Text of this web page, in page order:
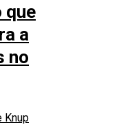
que
a
no
Knup